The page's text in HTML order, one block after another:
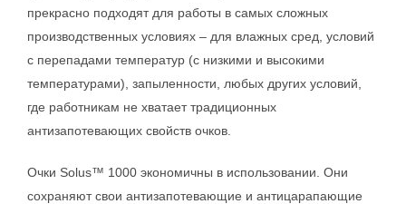
прекрасно подходят для работы в самых сложных
производственных условиях – для влажных сред, условий
с перепадами температур (с низкими и высокими
температурами), запыленности, любых других условий,
где работникам не хватает традиционных
антизапотевающих свойств очков.
Очки Solus™ 1000 экономичны в использовании. Они
сохраняют свои антизапотевающие и антицарапающие